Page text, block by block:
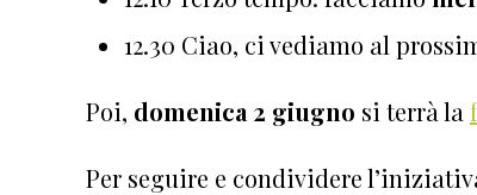
12.30 Ciao, ci vediamo al
Poi, domenica 2 giugno si terrà la
Per seguire e condividere